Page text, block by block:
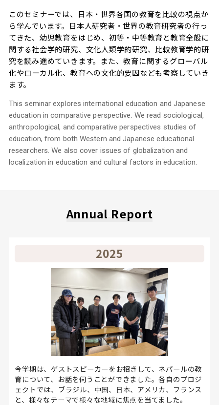
このセミナーでは、日本・世界各国の教育を比較の視点か
ら学んでいます。日本人研究者・世界の教育研究者の行っ
てきた、幼児教育をはじめ、初等・中等教育と教育全般に
関する社会学的研究、文化人類学的研究、比較教育学的研
究を読み進めていきます。また、教育に関するグローバル
化やローカル化、教育への文化的要因なども考察していき
ます。
This seminar explores international education and Japanese
education in comparative perspective. We read sociological,
anthropological, and comparative perspectives studies of
education, from both Western and Japanese educational
researchers. We also cover issues of globalization and
localization in education and cultural factors in education.
Annual Report
2025
今学期は、ゲストスピーカーをお招きして、ネパールの教
育について、お話を伺うことができました。各自のプロジ
ェクトでは、ブラジル、中国、日本、アメリカ、フランス
と、様々なテーマで様々な地域に焦点を当てました。